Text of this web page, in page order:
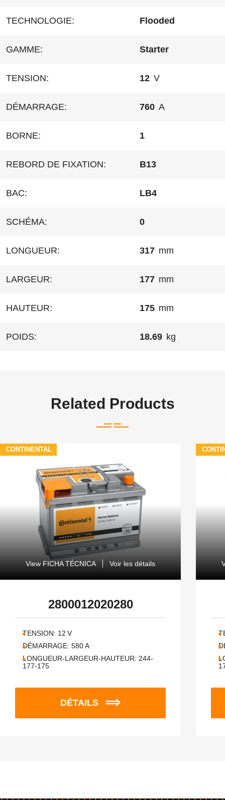
TECHNOLOGIE: Flooded
GAMME: Starter
TENSION: 12 V
DÉMARRAGE: 760 A
BORNE: 1
REBORD DE FIXATION: B13
BAC: LB4
SCHÉMA: 0
LONGUEUR: 317 mm
LARGEUR: 177 mm
HAUTEUR: 175 mm
POIDS: 18.69 kg
Related Products
CONTINENTAL
View FICHA TÉCNICA Voir les détails
2800012020280
TENSION: 12 V
DÉMARRAGE: 580A
LONGUEUR-LARGEUR-HAUTEUR: 244-
177-175
DÉTAILS